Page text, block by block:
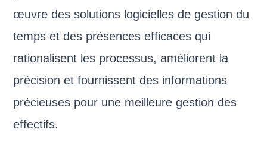
œuvre des solutions logicielles de gestion du
temps et des présences efficaces qui
rationalisent les processus, améliorent la
précision et fournissent des informations
précieuses pour une meilleure gestion des
effectifs.